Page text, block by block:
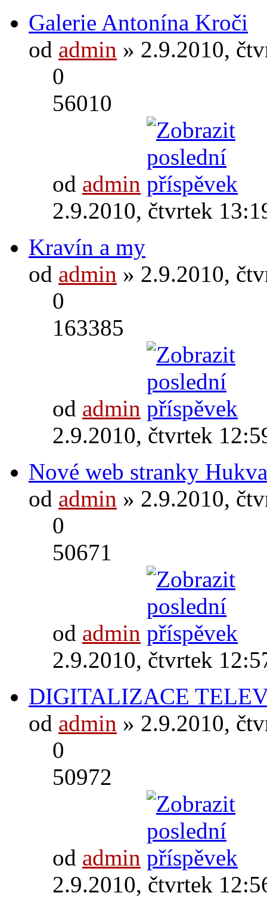
Galerie Antonína Kroči
od admin » 2.9.2010,
0
56010
od admin
2.9.2010, čtvrtek
Kravín a my
od admin » 2.9.2010,
0
163385
od admin
2.9.2010, čtvrtek
Nové web stranky
od admin » 2.9.2010,
0
50671
od admin
2.9.2010, čtvrtek
DIGITALIZACE
od admin » 2.9.2010,
0
50972
od admin
2.9.2010, čtvrtek